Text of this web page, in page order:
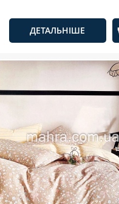
ДЕТАЛЬНІШЕ